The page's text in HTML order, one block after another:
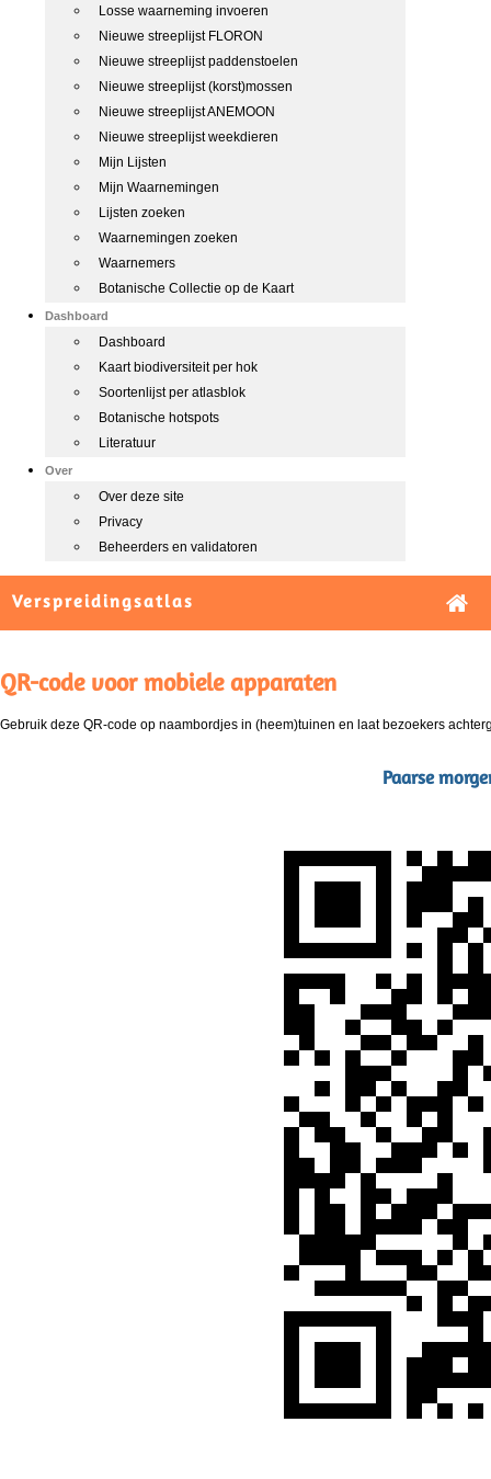
Losse waarneming invoeren
Nieuwe streeplijst FLORON
Nieuwe streeplijst paddenstoelen
Nieuwe streeplijst (korst)mossen
Nieuwe streeplijst ANEMOON
Nieuwe streeplijst weekdieren
Mijn Lijsten
Mijn Waarnemingen
Lijsten zoeken
Waarnemingen zoeken
Waarnemers
Botanische Collectie op de Kaart
Dashboard
Dashboard
Kaart biodiversiteit per hok
Soortenlijst per atlasblok
Botanische hotspots
Literatuur
Over
Over deze site
Privacy
Beheerders en validatoren
Verspreidingsatlas
QR-code voor mobiele apparaten
Gebruik deze QR-code op naambordjes in (heem)tuinen en laat bezoekers
Paarse